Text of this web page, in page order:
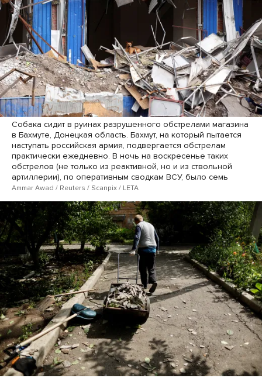
Собака сидит в руинах разрушенного обстрелами магазина
в Бахмуте, Донецкая область. Бахмут, на который пытается
наступать российская армия, подвергается обстрелам
практически ежедневно. В ночь на воскресенье таких
обстрелов (не только из реактивной, но и из ствольной
артиллерии), по оперативным сводкам ВСУ, было семь
Ammar Awad / Reuters / Scanpix / LETA